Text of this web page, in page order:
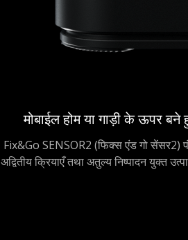
मोबाईल होम या गाड़ी के ऊपर
Fix&Go SENSOR2 (फिक्स एंड गो सेंसर2)
अद्वितीय क्रियाएँ तथा अतुल्य निष्पादन युक्त